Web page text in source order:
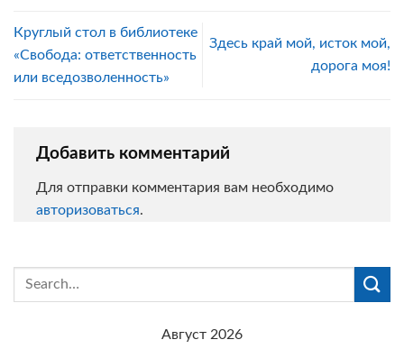
Круглый стол в библиотеке
«Свобода: ответственность
или вседозволенность»
Здесь край мой, исток мой,
дорога моя!
Добавить комментарий
Для отправки комментария вам необходимо
авторизоваться.
Август 2026